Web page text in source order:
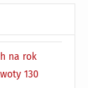
na rok
130